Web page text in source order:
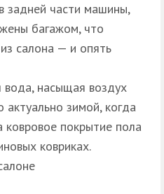
задней части машины,
багажом, что
салона — и опять
вода, насыщая воздух
зимой, когда
ковровое покрытие пола
ковриках.